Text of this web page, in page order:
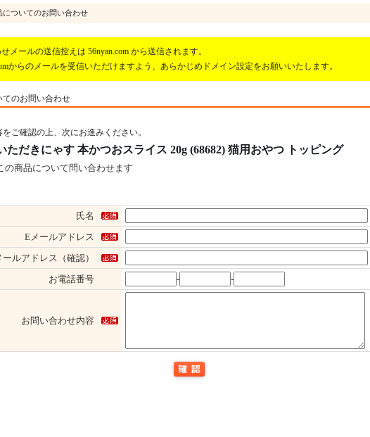
についてのお問い合わせ
メールの送信控えは 56nyan.com から送信されます。
からのメールを受信いただけますよう、あらかじめドメイン設定をお願いいたします。
てのお問い合わせ
ご確認の上、次にお進みください。
ただきにゃす 本かつおスライス 20g (68682) 猫用おやつ トッピング
の商品について問い合わせます
氏名
Eメールアドレス
ールアドレス（確認）
お電話番号
- -
お問い合わせ内容